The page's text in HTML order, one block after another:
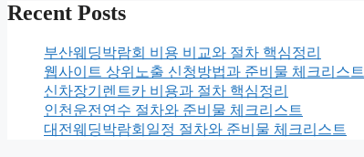
Recent Posts
부산웨딩박람회 비용 비교와 절차 핵심정리
웹사이트 상위노출 신청방법과 준비물 체크리스트
신차장기렌트카 비용과 절차 핵심정리
인천운전연수 절차와 준비물 체크리스트
대전웨딩박람회일정 절차와 준비물 체크리스트